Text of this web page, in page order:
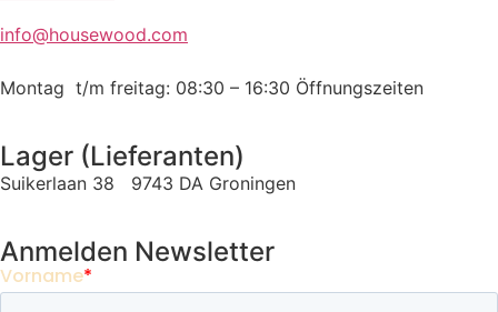
info@housewood.com
Montag t/m freitag: 08:30 – 16:30 Öffnungszeiten
Lager (Lieferanten)
Suikerlaan 38 9743 DA Groningen
Anmelden Newsletter